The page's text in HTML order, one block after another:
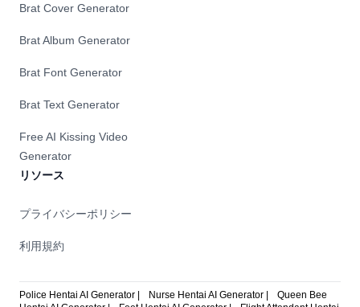
Brat Cover Generator
Brat Album Generator
Brat Font Generator
Brat Text Generator
Free AI Kissing Video
Generator
リソース
プライバシーポリシー
利用規約
Police Hentai AI Generator | Nurse Hentai AI Generator |
Queen Bee